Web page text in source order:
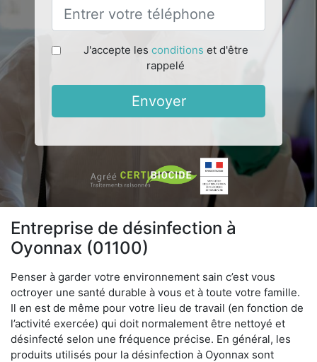
J'accepte les conditions et d'être
rappelé
Envoyer
Entreprise de désinfection à
Oyonnax (01100)
Penser à garder votre environnement sain c’est vous
octroyer une santé durable à vous et à toute votre famille.
Il en est de même pour votre lieu de travail (en fonction de
l’activité exercée) qui doit normalement être nettoyé et
désinfecté selon une fréquence précise. En général, les
produits utilisés pour la désinfection à Oyonnax sont